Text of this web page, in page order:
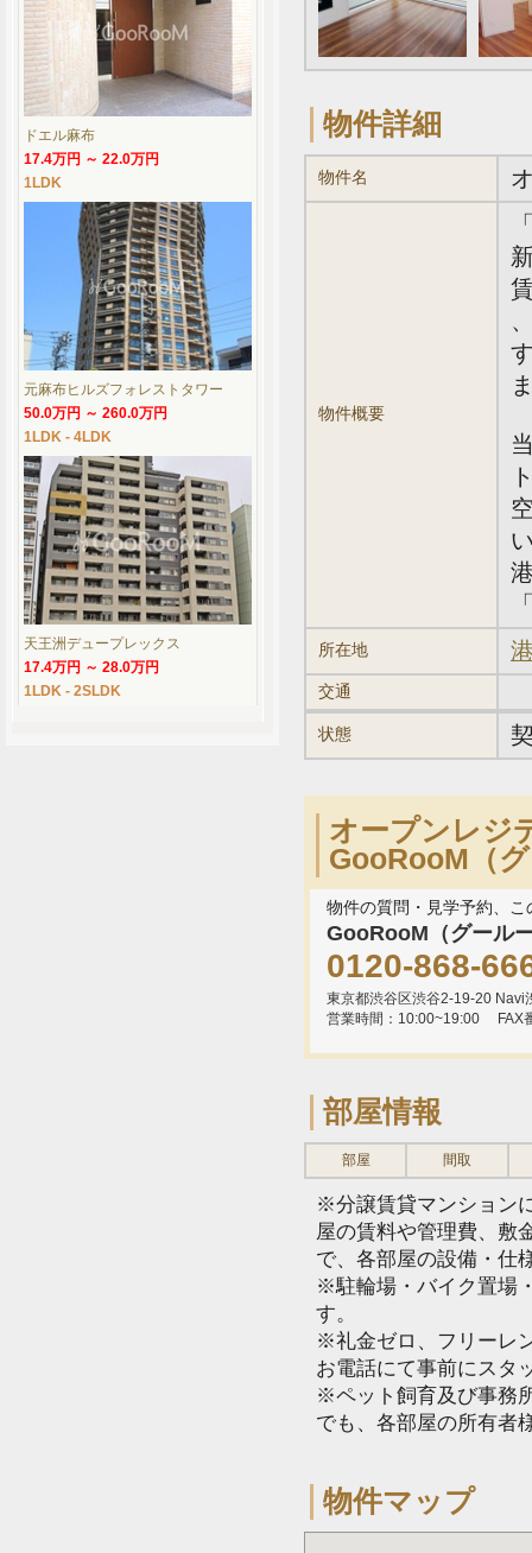
物件詳細
物件名
物件概要
所在地
交通
状態
オープンレジ
GooRooM（
物件の質問・見学予約、
GooRooM（グール
0120-868-
東京都渋谷区渋谷2-19-20 Navi
営業時間：10:00~19:00
FAX
部屋情報
部屋 間取
※分譲賃貸マンション
屋の賃料や管理費、敷
で、各部屋の設備・仕
※駐輪場・バイク置場
す。
※礼金ゼロ、フリーレ
お電話にて事前にスタ
※ペット飼育及び事務
でも、各部屋の所有者
物件マップ
ドエル麻布
17.4万円 ～ 22.0万円
1LDK
元麻布ヒルズフォレストタワー
50.0万円 ～ 260.0万円
1LDK - 4LDK
天王洲デュープレックス
17.4万円 ～ 28.0万円
1LDK - 2SLDK